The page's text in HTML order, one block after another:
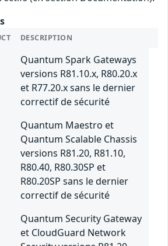
DESCRIPTION
Quantum Spark Gateways
versions R81.10.x, R80.20.x
et R77.20.x sans le dernier
correctif de sécurité
Quantum Maestro et
Quantum Scalable Chassis
versions R81.20, R81.10,
R80.40, R80.30SP et
R80.20SP sans le dernier
correctif de sécurité
Quantum Security Gateway
et CloudGuard Network